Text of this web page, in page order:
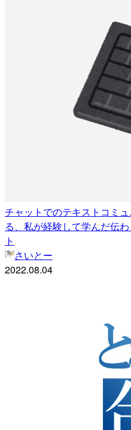
チャットでのテキストコミ
る、私が経験して学んだ伝
ト
さいとー
2022.08.04